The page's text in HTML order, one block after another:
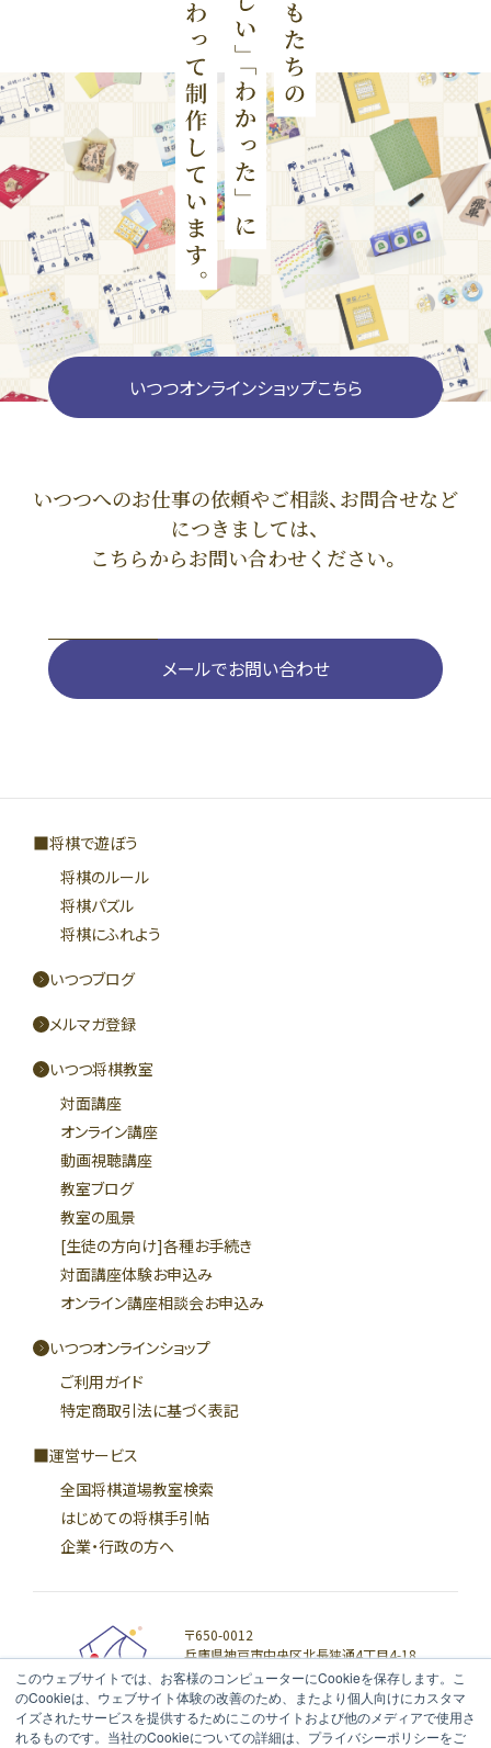
このウェブサイトでは、お客様のコンピューターにCookieを保存します。こ
のCookieは、ウェブサイト体験の改善のため、またより個人向けにカスタマ
イズされたサービスを提供するためにこのサイトおよび他のメディアで使用さ
れるものです。当社のCookieについての詳細は、プライバシーポリシーをご
いつつオンラインショップこちら
いつつへのお仕事の依頼やご相談、お問合せなど
につきましては、
こちらからお問い合わせください。
メールでお問い合わせ
〒650-0012
兵庫県神戸市中央区北長狭通4丁目4-18
富士信ビル5階 F-1
将棋で遊ぼう
将棋のルール
将棋パズル
将棋にふれよう
いつつブログ
メルマガ登録
いつつ将棋教室
対面講座
オンライン講座
動画視聴講座
教室ブログ
教室の風景
[生徒の方向け]各種お手続き
対面講座体験お申込み
オンライン講座相談会お申込み
いつつオンラインショップ
ご利用ガイド
特定商取引法に基づく表記
運営サービス
全国将棋道場教室検索
はじめての将棋手引帖
企業・行政の方へ